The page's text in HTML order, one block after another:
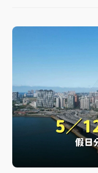
連根拔起
中颱白海豚風雨
白海豚逼近！北
4800＋拖吊費